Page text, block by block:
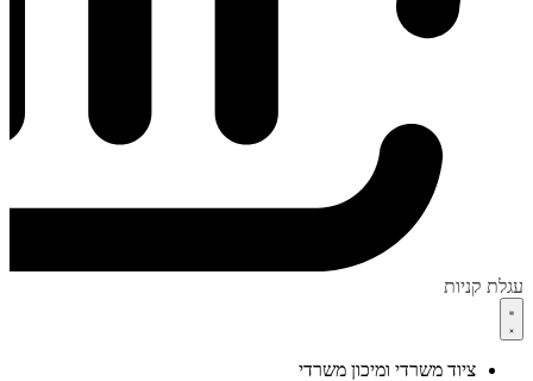
עגלת קניות
ציוד משרדי ומיכון משרדי